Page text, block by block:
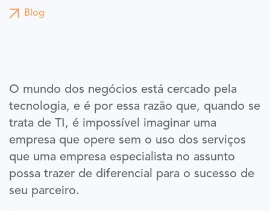
Blog
O mundo dos negócios está cercado pela
tecnologia, e é por essa razão que, quando se
trata de TI, é impossível imaginar uma
empresa que opere sem o uso dos serviços
que uma empresa especialista no assunto
possa trazer de diferencial para o sucesso de
seu parceiro.